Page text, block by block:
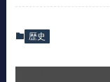
歴史